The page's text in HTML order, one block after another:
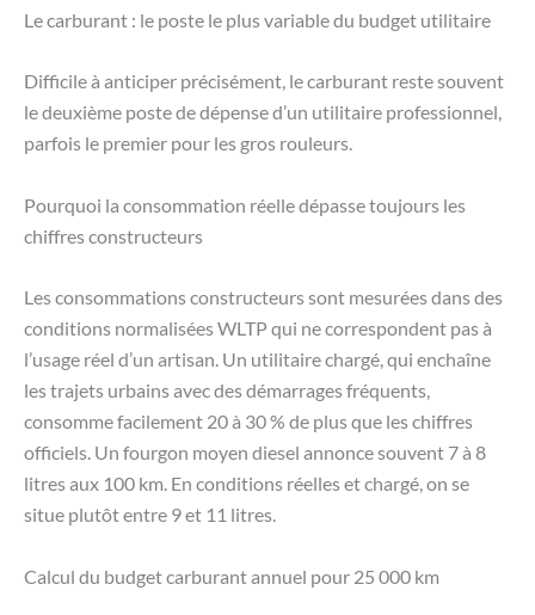
Le carburant : le poste le plus variable du budget utilitaire
Difficile à anticiper précisément, le carburant reste souvent
le deuxième poste de dépense d’un utilitaire professionnel,
parfois le premier pour les gros rouleurs.
Pourquoi la consommation réelle dépasse toujours les
chiffres constructeurs
Les consommations constructeurs sont mesurées dans des
conditions normalisées WLTP qui ne correspondent pas à
l’usage réel d’un artisan. Un utilitaire chargé, qui enchaîne
les trajets urbains avec des démarrages fréquents,
consomme facilement 20 à 30 % de plus que les chiffres
officiels. Un fourgon moyen diesel annonce souvent 7 à 8
litres aux 100 km. En conditions réelles et chargé, on se
situe plutôt entre 9 et 11 litres.
Calcul du budget carburant annuel pour 25 000 km